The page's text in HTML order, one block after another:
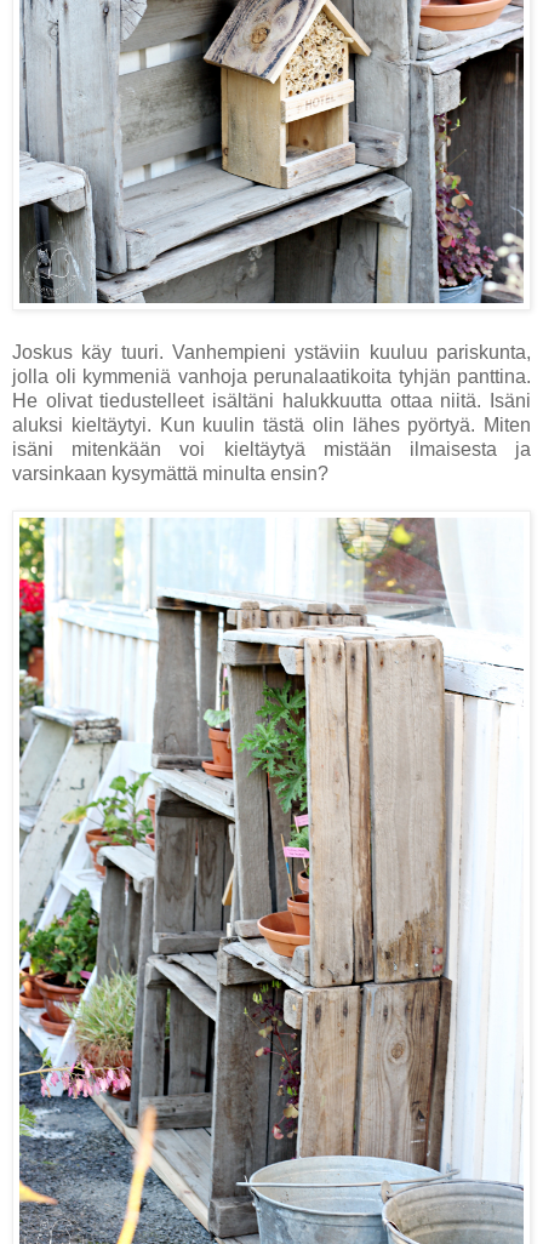
Joskus käy tuuri. Vanhempieni ystäviin kuuluu pariskunta,
jolla oli kymmeniä vanhoja perunalaatikoita tyhjän panttina.
He olivat tiedustelleet isältäni halukkuutta ottaa niitä. Isäni
aluksi kieltäytyi. Kun kuulin tästä olin lähes pyörtyä. Miten
isäni mitenkään voi kieltäytyä mistään ilmaisesta ja
varsinkaan kysymättä minulta ensin?